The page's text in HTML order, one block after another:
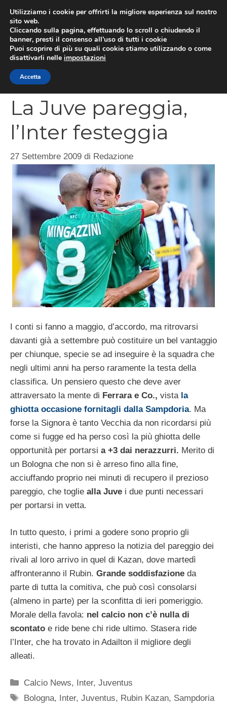
contenuto
La Juve pareggia,
l’Inter festeggia
27 Settembre 2009 di Redazione
I conti si fanno a maggio, d’accordo, ma ritrovarsi
davanti già a settembre può costituire un bel vantaggio
per chiunque, specie se ad inseguire è la squadra che
negli ultimi anni ha perso raramente la testa della
classifica. Un pensiero questo che deve aver
attraversato la mente di Ferrara e Co., vista la
ghiotta occasione fornitagli dalla Sampdoria. Ma
forse la Signora è tanto Vecchia da non ricordarsi più
come si fugge ed ha perso così la più ghiotta delle
opportunità per portarsi a +3 dai nerazzurri. Merito di
un Bologna che non si è arreso fino alla fine,
acciuffando proprio nei minuti di recupero il prezioso
pareggio, che toglie alla Juve i due punti necessari
per portarsi in vetta.
In tutto questo, i primi a godere sono proprio gli
interisti, che hanno appreso la notizia del pareggio dei
rivali al loro arrivo in quel di Kazan, dove martedì
affronteranno il Rubin. Grande soddisfazione da
parte di tutta la comitiva, che può così consolarsi
(almeno in parte) per la sconfitta di ieri pomeriggio.
Morale della favola: nel calcio non c’è nulla di
scontato e ride bene chi ride ultimo. Stasera ride
l’Inter, che ha trovato in Adailton il migliore degli
alleati.
Categorie
Calcio News, Inter,Juventus
Tag
Bologna, Inter,Juventus, Rubin Kazan, Sampdoria
Utilizziamo i cookie per offrirti la migliore esperienza sul nostro
sito web.
Cliccando sulla pagina, effettuando lo scroll o chiudendo il
banner, presti il consenso all’uso di tutti i cookie
Puoi scoprire di più su quali cookie stiamo utilizzando o come
disattivarli nelle impostazioni
Accetta